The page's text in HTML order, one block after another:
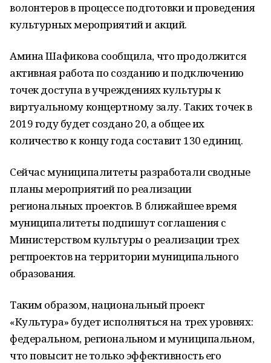
волонтеров в процессе подготовки и проведения
культурных мероприятий и акций.
Амина Шафикова сообщила, что продолжится
активная работа по созданию и подключению
точек доступа в учреждениях культуры к
виртуальному концертному залу. Таких точек в
2019 году будет создано 20, а общее их
количество к концу года составит 130 единиц.
Сейчас муниципалитеты разработали сводные
планы мероприятий по реализации
региональных проектов. В ближайшее время
муниципалитеты подпишут соглашения с
Министерством культуры о реализации трех
регпроектов на территории муниципального
образования.
Таким образом, национальный проект
«Культура» будет исполняться на трех уровнях:
федеральном, региональном и муниципальном,
что повысит не только эффективность его